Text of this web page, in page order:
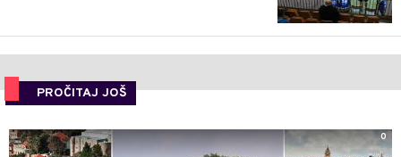
PROČITAJ JOŠ
0